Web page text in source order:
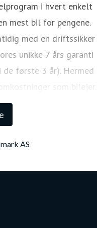
i hvert enkelt
mest bil for pengene.
med en driftssikker
unikke 7 års garanti
første 3 år). Hermed
som bilejer.
én af de højeste